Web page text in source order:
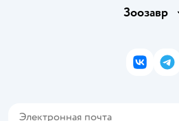
Правила
Политика использования
Инвесторам
Закупки
Бонусные
Проверка баланса
Зоозавр
Корм для